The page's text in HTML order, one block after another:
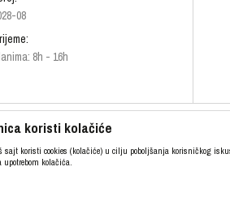
08
8h - 16h
ne možemo garantovati da su sve
znači da moraju biti dostupni u svakom
koristi kolačiće
sajt koristi cookies (kolačiće) u cilju poboljšanja korisničkog
upotrebom kolačića.